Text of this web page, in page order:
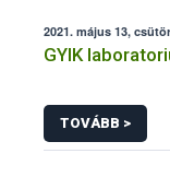
2021. május 13,
GYIK
TOVÁBB >